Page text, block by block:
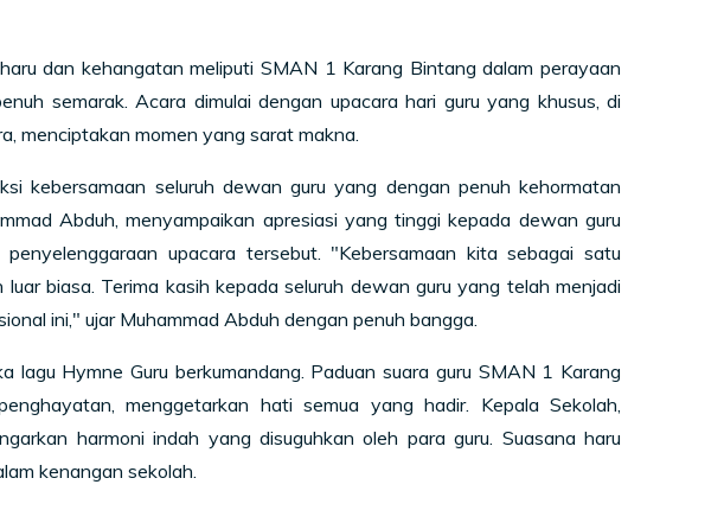
dan kehangatan meliputi SMAN 1 Karang Bintang dalam perayaan
semarak. Acara dimulai dengan upacara hari guru yang khusus, di
menciptakan momen yang sarat makna.
kebersamaan seluruh dewan guru yang dengan penuh kehormatan
Abduh, menyampaikan apresiasi yang tinggi kepada dewan guru
upacara tersebut. "Kebersamaan kita sebagai satu
biasa. Terima kasih kepada seluruh dewan guru yang telah menjadi
ini," ujar Muhammad Abduh dengan penuh bangga.
Hymne Guru berkumandang. Paduan suara guru SMAN 1 Karang
menggetarkan hati semua yang hadir. Kepala Sekolah,
harmoni indah yang disuguhkan oleh para guru. Suasana haru
kenangan sekolah.